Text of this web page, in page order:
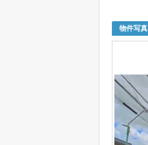
物件写真